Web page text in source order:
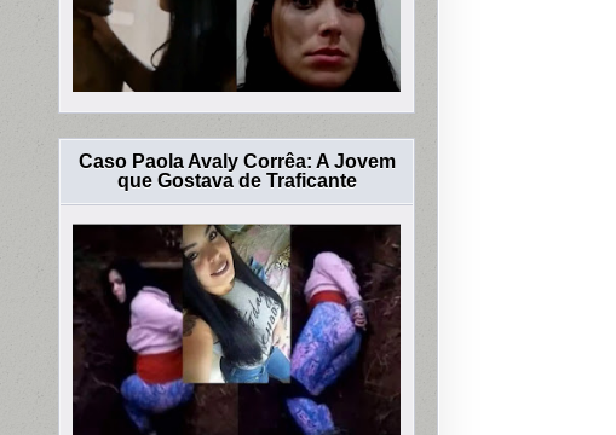
Caso Paola Avaly Corrêa: A Jovem
que Gostava de Traficante